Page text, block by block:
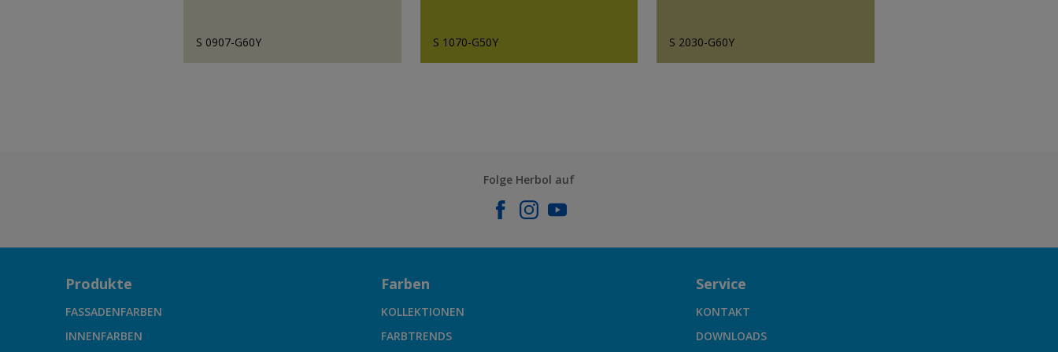
S 0907-G60Y S 1070-G50Y S 2030-G60Y
Folge Herbol auf
Produkte
FASSADENFARBEN
INNENFARBEN
Farben
KOLLEKTIONEN
FARBTRENDS
Service
KONTAKT
DOWNLOADS